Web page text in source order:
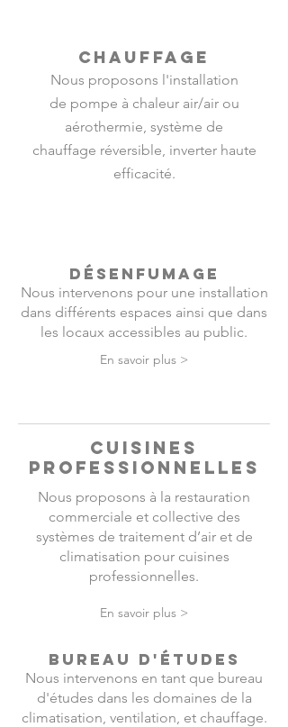
CHAUFFAGE
Nous proposons l'installation
de pompe à chaleur air/air ou
aérothermie, système de
chauffage réversible, inverter haute
efficacité.
DÉSENFUMAGE
Nous intervenons pour une installation
dans différents espaces ainsi que dans
les locaux accessibles au public.
En savoir plus >
CUISINES
PROFESSIONNELLES
Nous proposons à la restauration
commerciale et collective des
systèmes de traitement d’air et de
climatisation pour cuisines
professionnelles.
En savoir plus >
BUREAU D'ÉTUDES
Nous intervenons en tant que bureau
d'études dans les domaines de la
climatisation, ventilation, et chauffage.